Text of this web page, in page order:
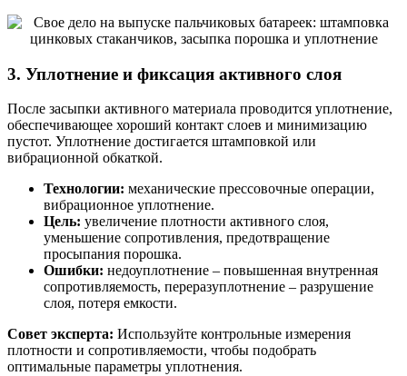
3. Уплотнение и фиксация активного слоя
После засыпки активного материала проводится уплотнение,
обеспечивающее хороший контакт слоев и минимизацию
пустот. Уплотнение достигается штамповкой или
вибрационной обкаткой.
Технологии: механические прессовочные операции,
вибрационное уплотнение.
Цель: увеличение плотности активного слоя,
уменьшение сопротивления, предотвращение
просыпания порошка.
Ошибки: недоуплотнение – повышенная внутренная
сопротивляемость, переразуплотнение – разрушение
слоя, потеря емкости.
Совет эксперта: Используйте контрольные измерения
плотности и сопротивляемости, чтобы подобрать
оптимальные параметры уплотнения.